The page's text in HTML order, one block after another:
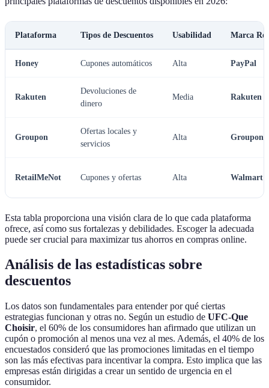
Plataforma Tipos de Descuentos Usabilidad Marca
Honey Cupones automáticos Alta PayPal
Rakuten
Devoluciones de
dinero
Media Rakuten
Groupon
Ofertas locales y
servicios
Alta Groupon
RetailMeNot Cupones y ofertas Alta Walmart
Esta tabla proporciona una visión clara de lo que cada plataforma
ofrece, así como sus fortalezas y debilidades. Escoger la adecuada
puede ser crucial para maximizar tus ahorros en compras online.
Análisis de las estadísticas sobre
descuentos
Los datos son fundamentales para entender por qué ciertas
estrategias funcionan y otras no. Según un estudio de UFC-Que
Choisir, el 60% de los consumidores han afirmado que utilizan un
cupón o promoción al menos una vez al mes. Además, el 40% de los
encuestados consideró que las promociones limitadas en el tiempo
son las más efectivas para incentivar la compra. Esto implica que las
empresas están dirigidas a crear un sentido de urgencia en el
consumidor.